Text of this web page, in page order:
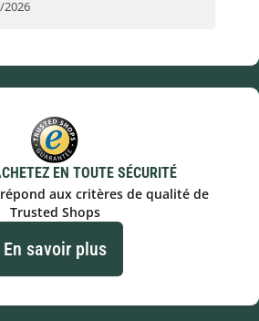
2026
EN TOUTE SÉCURITÉ
aux critères de qualité de
Trusted Shops
En savoir plus